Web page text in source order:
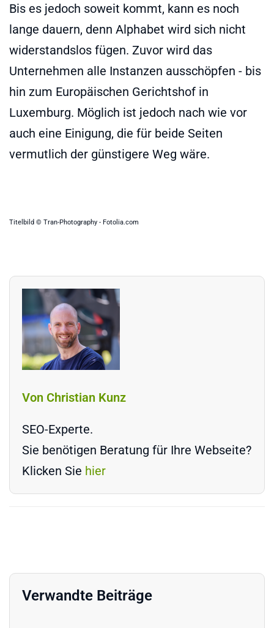
Bis es jedoch soweit kommt, kann es noch
lange dauern, denn Alphabet wird sich nicht
widerstandslos fügen. Zuvor wird das
Unternehmen alle Instanzen ausschöpfen - bis
hin zum Europäischen Gerichtshof in
Luxemburg. Möglich ist jedoch nach wie vor
auch eine Einigung, die für beide Seiten
vermutlich der günstigere Weg wäre.
Titelbild © Tran-Photography - Fotolia.com
Von Christian Kunz
SEO-Experte.
Sie benötigen Beratung für Ihre Webseite?
Klicken Sie hier
Verwandte Beiträge